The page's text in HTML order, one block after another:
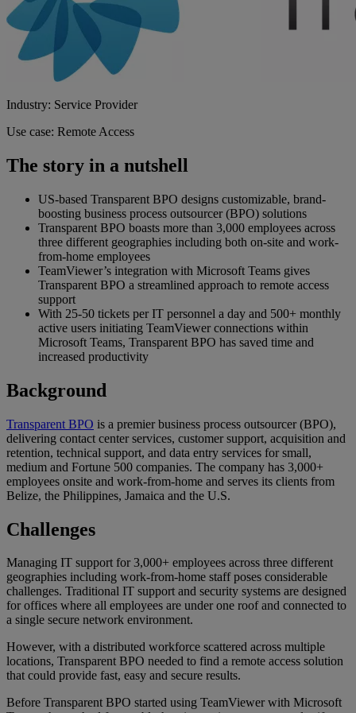
Industry: Service Provider
Use case: Remote Access
The story in a nutshell
US-based Transparent BPO designs customizable, brand-
boosting business process outsourcer (BPO) solutions
Transparent BPO boasts more than 3,000 employees across
three different geographies including both on-site and work-
from-home employees
TeamViewer’s integration with Microsoft Teams gives
Transparent BPO a streamlined approach to remote access
support
With 25-50 tickets per IT personnel a day and 500+ monthly
active users initiating TeamViewer connections within
Microsoft Teams, Transparent BPO has saved time and
increased productivity
Background
Transparent BPO is a premier business process outsourcer (BPO),
delivering contact center services, customer support, acquisition and
retention, technical support, and data entry services for small,
medium and Fortune 500 companies. The company has 3,000+
employees onsite and work-from-home and serves its clients from
Belize, the Philippines, Jamaica and the U.S.
Challenges
Managing IT support for 3,000+ employees across three different
geographies including work-from-home staff poses considerable
challenges. Traditional IT support and security systems are designed
for offices where all employees are under one roof and connected to
a single secure network environment.
However, with a distributed workforce scattered across multiple
locations, Transparent BPO needed to find a remote access solution
that could provide fast, easy and secure results.
Before Transparent BPO started using TeamViewer with Microsoft